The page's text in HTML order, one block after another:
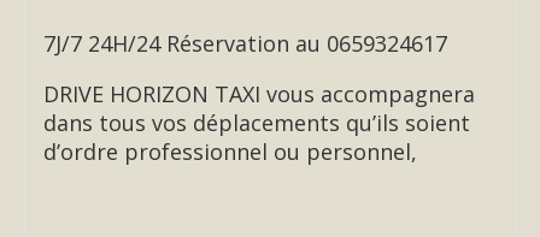
7J/7 24H/24 Réservation au 0659324617
DRIVE HORIZON TAXI vous accompagnera
dans tous vos déplacements qu’ils soient
d’ordre professionnel ou personnel,